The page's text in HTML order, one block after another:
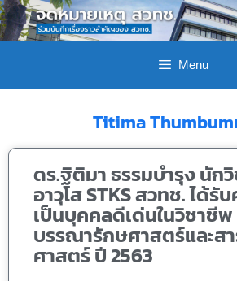
Menu
Titima
ดร.ฐิติมา ธรรมบำรุง นัก
อาวุโส STKS สวทช. ได้รั
เป็นบุคคลดีเด่นในวิชาชีพ
บรรณารักษศาสตร์และส
ศาสตร์ ปี 2563